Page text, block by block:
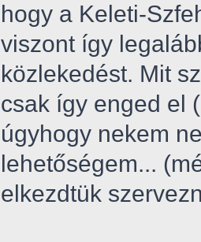
hogy a Keleti-
viszont így
közlekedést. Mit
csak így enged el
úgyhogy nekem
lehetőségem...
elkezdtük